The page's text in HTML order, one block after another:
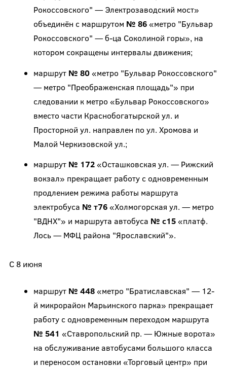
Рокоссовского" — Электрозаводский мост»
объединён с маршрутом № 86«метро "Бульвар
Рокоссовского" — б-ца Соколиной горы», на
котором сокращены интервалы движения;
маршрут № 80«метро "Бульвар Рокоссовского"
— метро "Преображенская площадь"» при
следовании к метро «Бульвар Рокоссовского»
вместо части Краснобогатырской ул. и
Просторной ул. направлен по ул. Хромова и
Малой Черкизовской ул.;
маршрут № 172«Осташковская ул. — Рижский
вокзал» прекращает работу с одновременным
продлением режима работы маршрута
электробуса № т76«Холмогорская ул. — метро
"ВДНХ"» и маршрута автобуса № с15«платф.
Лось — МФЦ района "Ярославский"».
С 8 июня
маршрут № 448«метро "Братиславская" — 12-
й микрорайон Марьинского парка» прекращает
работу с одновременным переходом маршрута
№ 541 «Ставропольский пр. — Южные ворота»
на обслуживание автобусами большого класса
и переносом остановки «Торговый центр» при